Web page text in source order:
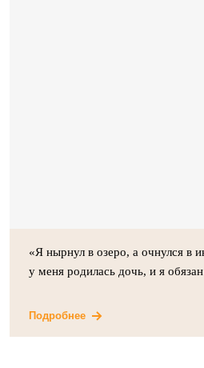
«Я нырнул в озеро, а очнулся в
у меня родилась дочь, и я обязан
Подробнее